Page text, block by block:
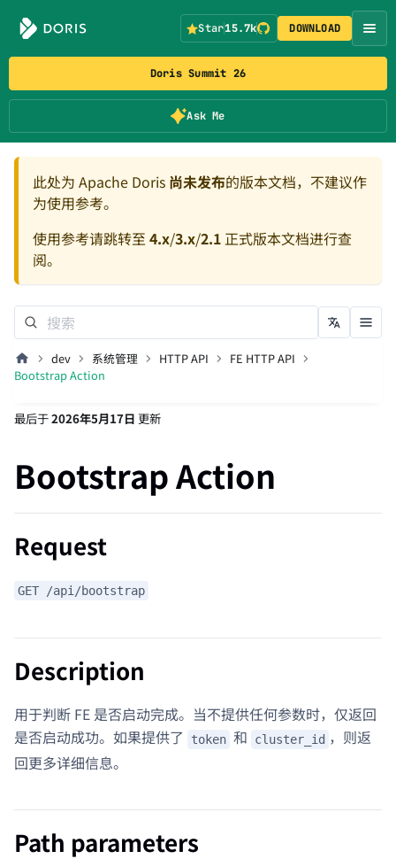
Doris Summit 26
Ask Me
Star15.7k DOWNLOAD
此处为 Apache Doris 尚未发布的版本文档，不建议作
为使用参考。
使用参考请跳转至 4.x/3.x/2.1正式版本文档进行查
阅。
dev 系统管理 HTTP API
FE HTTP API
Bootstrap Action
最后于2026年5月17日 更新
Bootstrap Action
Request
GET /api/bootstrap
Description
用于判断 FE 是否启动完成。当不提供任何参数时，仅返回
是否启动成功。如果提供了
token 和 cluster_id ，则返
回更多详细信息。
Path parameters